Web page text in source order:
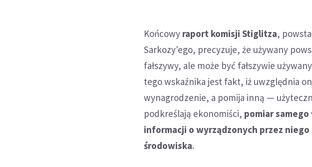
Końcowy raport komisji Stiglitza,
Sarkozy'ego, precyzuje, że używany
fałszywy, ale może być fałszywie
tego wskaźnika jest fakt, iż uwzględnia
wynagrodzenie, a pomija inną —
podkreślają ekonomiści, pomiar
informacji o wyrządzonych przez
środowiska.